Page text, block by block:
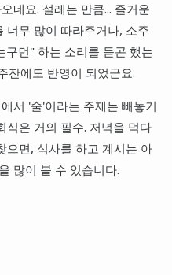
네요. 설레는 만큼... 즐거운
너무 많이 따라주거나, 소주
구먼" 하는 소리를 듣곤 했는
잔에도 반영이 되었군요.
서 '술'이라는 주제는 빼놓기
식은 거의 필수. 저녁을 먹다
으면, 식사를 하고 계시는 아
많이 볼 수 있습니다.